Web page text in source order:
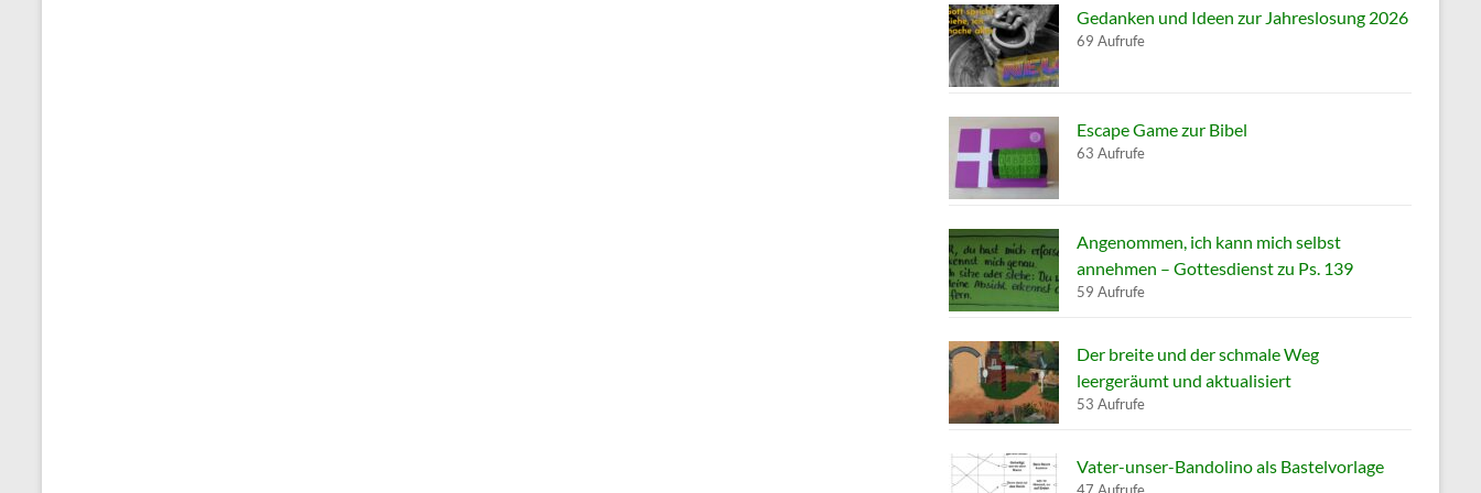
Gedanken und Ideen zur Jahreslosung 2026
69 Aufrufe
Escape Game zur Bibel
63 Aufrufe
Angenommen, ich kann mich selbst
annehmen – Gottesdienst zu Ps. 139
59 Aufrufe
Der breite und der schmale Weg
leergeräumt und aktualisiert
53 Aufrufe
Vater-unser-Bandolino als Bastelvorlage
47 Aufrufe